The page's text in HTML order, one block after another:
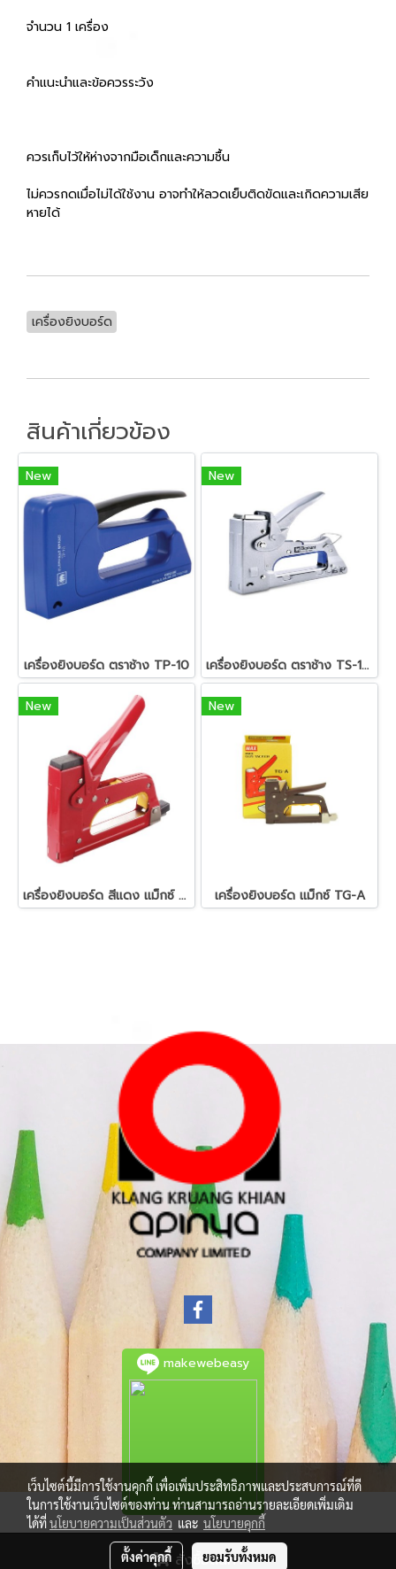
สั่งซื้อสินค้า
จำนวน 1 เครื่อง
คำแนะนำและข้อควรระวัง
ควรเก็บไว้ให้ห่างจากมือเด็กและความชื้น
ไม่ควรกดเมื่อไม่ได้ใช้งาน อาจทำให้ลวดเย็บติดขัดและเกิดความเสีย
หายได้
เครื่องยิงบอร์ด
สินค้าเกี่ยวข้อง
New
เครื่องยิงบอร์ด ตราช้าง TP-10
New
เครื่องยิงบอร์ด ตราช้าง TS-13H
New
เครื่องยิงบอร์ด สีแดง แม็กซ์ TG-D
New
เครื่องยิงบอร์ด แม็กซ์ TG-A
makewebeasy
© Copyright 2021 All Rights Reserved.
เว็บไซต์นี้มีการใช้งานคุกกี้ เพื่อเพิ่มประสิทธิภาพและประสบการณ์ที่ดี
ในการใช้งานเว็บไซต์ของท่าน ท่านสามารถอ่านรายละเอียดเพิ่มเติม
ได้ที่นโยบายความเป็นส่วนตัว และ นโยบายคุกกี้
ตั้งค่าคุกกี้ ยอมรับทั้งหมด